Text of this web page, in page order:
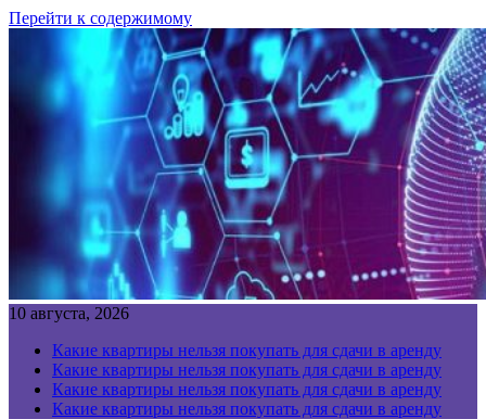
Перейти к содержимому
10 августа, 2026
Какие квартиры нельзя покупать для сдачи в аренду
Какие квартиры нельзя покупать для сдачи в аренду
Какие квартиры нельзя покупать для сдачи в аренду
Какие квартиры нельзя покупать для сдачи в аренду